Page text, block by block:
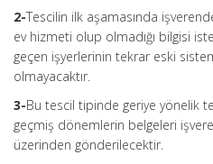
2-Tescilin ilk aşamasında
ev hizmeti olup olmadığı bilgisi
geçen işyerlerinin tekrar eski
olmayacaktır.
3-Bu tescil tipinde geriye yönelik
geçmiş dönemlerin belgeleri
üzerinden gönderilecektir.